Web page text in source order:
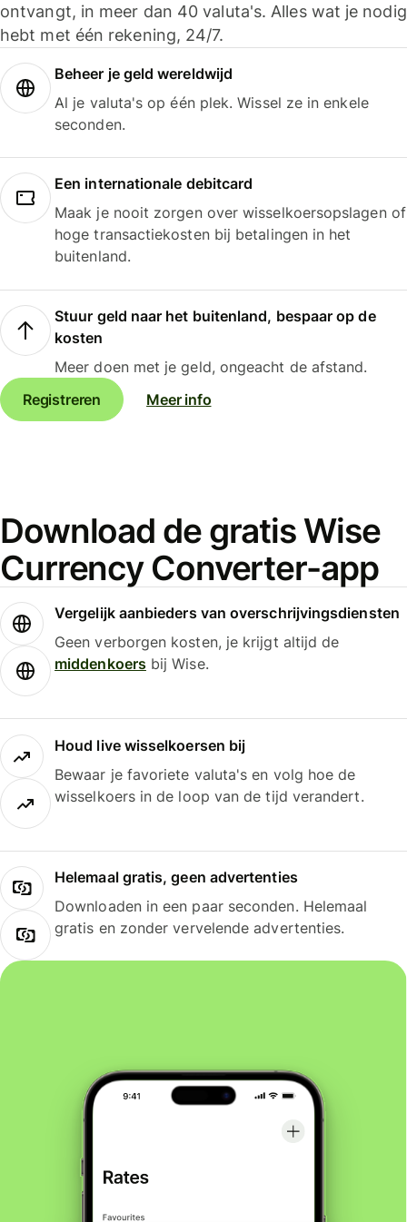
ontvangt, in meer dan 40 valuta's. Alles wat je nodig
hebt met één rekening, 24/7.
Beheer je geld wereldwijd
Al je valuta's op één plek. Wissel ze in enkele
seconden.
Een internationale debitcard
Maak je nooit zorgen over wisselkoersopslagen of
hoge transactiekosten bij betalingen in het
buitenland.
Stuur geld naar het buitenland, bespaar op de
kosten
Meer doen met je geld, ongeacht de afstand.
Registreren
Meer info
Download de gratis Wise
Currency Converter-app
Vergelijk aanbieders van overschrijvingsdiensten
Geen verborgen kosten, je krijgt altijd de
middenkoersbij Wise.
Houd live wisselkoersen bij
Bewaar je favoriete valuta's en volg hoe de
wisselkoers in de loop van de tijd verandert.
Helemaal gratis, geen advertenties
Downloaden in een paar seconden. Helemaal
gratis en zonder vervelende advertenties.